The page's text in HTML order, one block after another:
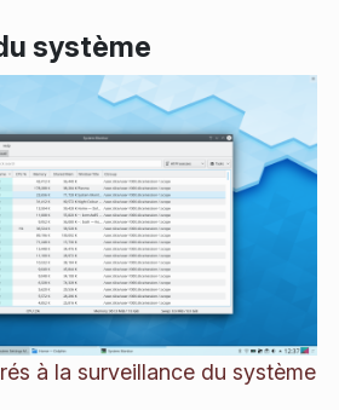
système
à la surveillance du système